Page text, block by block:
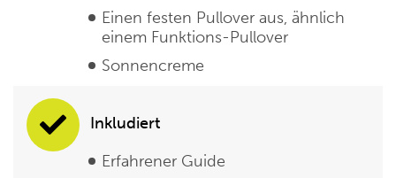
Einen festen Pullover aus, ähnlich
einem Funktions-Pullover
Sonnencreme
Inkludiert
Erfahrener Guide